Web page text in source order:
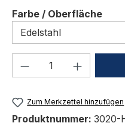
Farbe / Oberfläche
Produkt Anzahl:
Zum Merkzettel hinzufügen
Produktnummer: 3020-